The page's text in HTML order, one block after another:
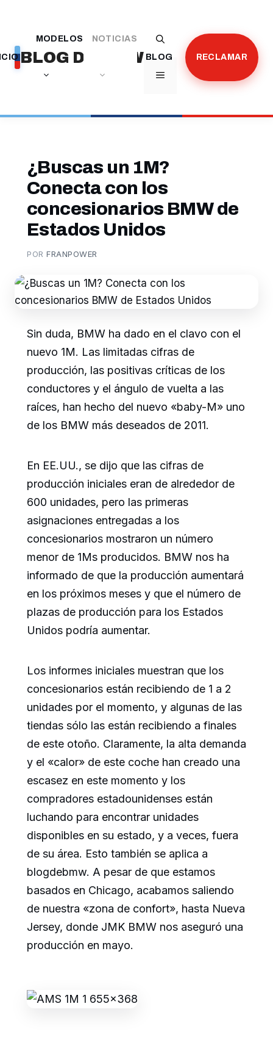
contenido
BLOG DE BMW
MENÚ
MODELOS
NOTICIAS
BLOG
RECLAMAR
¿Buscas un 1M?
Conecta con los
concesionarios BMW de
Estados Unidos
PORFRANPOWER
Sin duda, BMW ha dado en el clavo con el
nuevo 1M. Las limitadas cifras de
producción, las positivas críticas de los
conductores y el ángulo de vuelta a las
raíces, han hecho del nuevo «baby-M» uno
de los BMW más deseados de 2011.
En EE.UU., se dijo que las cifras de
producción iniciales eran de alrededor de
600 unidades, pero las primeras
asignaciones entregadas a los
concesionarios mostraron un número
menor de 1Ms producidos. BMW nos ha
informado de que la producción aumentará
en los próximos meses y que el número de
plazas de producción para los Estados
Unidos podría aumentar.
Los informes iniciales muestran que los
concesionarios están recibiendo de 1 a 2
unidades por el momento, y algunas de las
tiendas sólo las están recibiendo a finales
de este otoño. Claramente, la alta demanda
y el «calor» de este coche han creado una
escasez en este momento y los
compradores estadounidenses están
luchando para encontrar unidades
disponibles en su estado, y a veces, fuera
de su área. Esto también se aplica a
blogdebmw. A pesar de que estamos
basados en Chicago, acabamos saliendo
de nuestra «zona de confort», hasta Nueva
Jersey, donde JMK BMW nos aseguró una
producción en mayo.